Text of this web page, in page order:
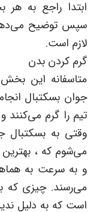
ابتدا راجع به
سپس توضیح
لازم است.
گرم کردن بدن
متاسفانه این بخش
تیم را گرم
وقتی به بسکتبال
می‌شوم که ، بهترین
و به سرعت به
می‌رسند. چیزی که
است که به دلیل